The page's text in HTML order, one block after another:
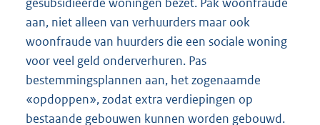
aan, niet alleen van verhuurders maar ook
woonfraude van huurders die een sociale woning
voor veel geld onderverhuren. Pas
bestemmingsplannen aan, het zogenaamde
«opdoppen», zodat extra verdiepingen op
bestaande gebouwen kunnen worden gebouwd.